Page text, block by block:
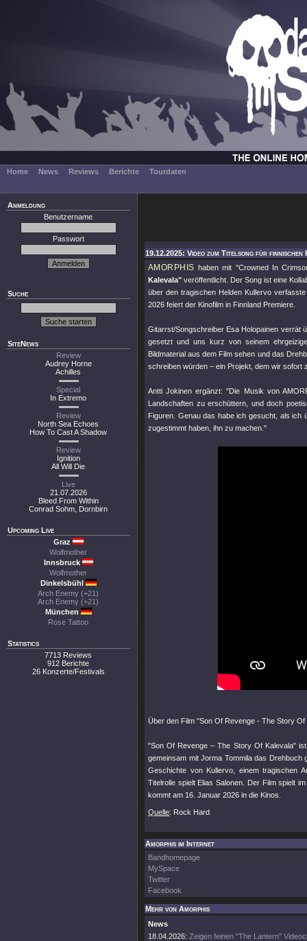
Home News Reviews Berichte Tourdaten
Anmeldung
Benutzername
Passwort
Suche
SiteNews
Review
Audrey Horne
Achilles
Special
In Extremo
Review
North Sea Echoes
How To Cast A Shadow
Review
Ignition
All Will Die
Live
21.07.2026
Bleed From Within
Conrad Sohm, Dornbirn
Upcoming Live
Graz
Wolfmother
Innsbruck
Wolfmother
Dinkelsbühl
Arch Enemy (+21)
Arch Enemy (+21)
München
Rose Tattoo
Statistics
7713 Reviews
912 Berichte
26 Konzerte/Festivals
19.12.2025: Video zum Titelsong für finnischen
AMORPHIS haben mit "Crowned In
Kalevala" veröffentlicht. Der Song ist eine
über den tragischen Helden Kullervo
2026 feiert der Kinofilm in Finnland Premiere.
Gitarrst/Songschreiber Esa Holopainen verrät
gesetzt und uns kurz von seinem
Bildmaterial aus dem Film sehen und das
schreiben würden – ein Projekt, dem wir sofort
Antti Jokinen ergänzt: "Die Musik von
Landschaften zu erschüttern, und doch
Figuren. Genau das habe ich gesucht, als ich
zugestimmt haben, ihn zu machen."
Über den Film "Son Of Revenge - The Story Of
"Son Of Revenge – The Story Of Kalevala"
gemeinsam mit Jorma Tommila das
Geschichte von Kullervo, einem tragischen
Titelrolle spielt Elias Salonen. Der Film spielt
kommt am 16. Januar 2026 in die Kinos.
Quelle: Rock Hard
Amorphis im Internet
Bandhomepage
MySpace
Twitter
Facebook
Mehr von Amorphis
News
18.04.2026: Zeigen feinen "The Lantern"